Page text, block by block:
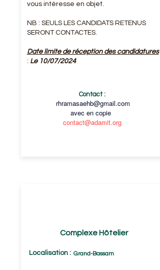
vous intéresse en objet.
NB : SEULS LES CANDIDATS RETENUS
SERONT CONTACTES.
Date limite de réception des candidatures
: Le 10/07/2024
Contact :
rhramasaehb@gmail.com
avec en copie
contact@adamit.org
Complexe Hôtelier
Localisation : Grand-Bassam